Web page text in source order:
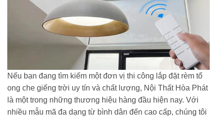
Nếu bạn đang tìm kiếm một đơn vị thi công lắp đặt rèm tổ
ong che giếng trời uy tín và chất lượng, Nội Thất Hòa Phát
là một trong những thương hiệu hàng đầu hiện nay. Với
nhiều mẫu mã đa dạng từ bình dân đến cao cấp, chúng tôi